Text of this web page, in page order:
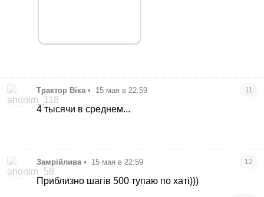
Трактор Віка • 15 мая в 22:59 11
4 тысячи в среднем...
Замрійлива • 15 мая в 22:59 12
Приблизно шагів 500 тупаю по хаті)))